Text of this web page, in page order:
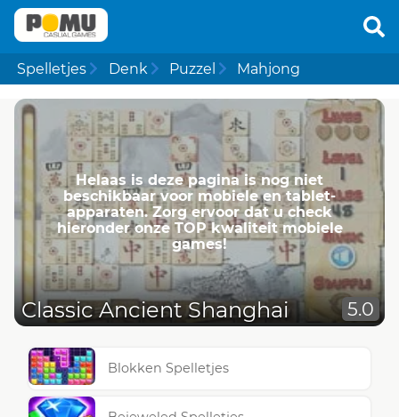
Spelletjes Denk Puzzel Mahjong
Helaas is deze pagina is nog niet
beschikbaar voor mobiele en tablet-
apparaten. Zorg ervoor dat u check
hieronder onze TOP kwaliteit mobiele
games!
Classic Ancient Shanghai 5.0
Blokken Spelletjes